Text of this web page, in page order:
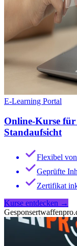
E-Learning Portal
Online-Kurse
Standaufsicht
Flexibel
Geprüfte
Zertifikat
Kurse entdecken →
Gesponsert